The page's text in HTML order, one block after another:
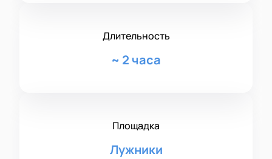
Длительность
~ 2 часа
Площадка
Лужники